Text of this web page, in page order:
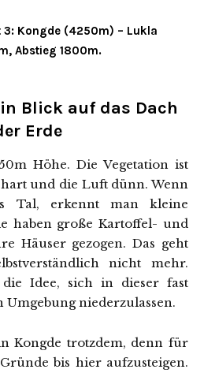
Kongde (4250m) – Lukla
Abstieg 1800m.
Blick auf das Dach
Erde
Höhe. Die Vegetation ist
und die Luft dünn. Wenn
Tal, erkennt man kleine
haben große Kartoffel- und
Häuser gezogen. Das geht
nicht mehr.
Idee, sich in dieser fast
niederzulassen.
Kongde trotzdem, denn für
bis hier aufzusteigen.